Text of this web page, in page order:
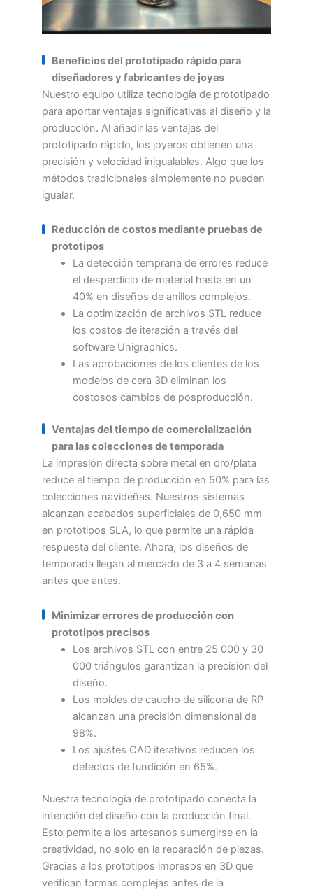
Beneficios del prototipado rápido para
diseñadores y fabricantes de joyas
Nuestro equipo utiliza tecnología de prototipado
para aportar ventajas significativas al diseño y la
producción. Al añadir las ventajas del
prototipado rápido, los joyeros obtienen una
precisión y velocidad inigualables. Algo que los
métodos tradicionales simplemente no pueden
igualar.
Reducción de costos mediante pruebas de
prototipos
La detección temprana de errores reduce
el desperdicio de material hasta en un
40% en diseños de anillos complejos.
La optimización de archivos STL reduce
los costos de iteración a través del
software Unigraphics.
Las aprobaciones de los clientes de los
modelos de cera 3D eliminan los
costosos cambios de posproducción.
Ventajas del tiempo de comercialización
para las colecciones de temporada
La impresión directa sobre metal en oro/plata
reduce el tiempo de producción en 50% para las
colecciones navideñas. Nuestros sistemas
alcanzan acabados superficiales de 0,650 mm
en prototipos SLA, lo que permite una rápida
respuesta del cliente. Ahora, los diseños de
temporada llegan al mercado de 3 a 4 semanas
antes que antes.
Minimizar errores de producción con
prototipos precisos
Los archivos STL con entre 25 000 y 30
000 triángulos garantizan la precisión del
diseño.
Los moldes de caucho de silicona de RP
alcanzan una precisión dimensional de
98%.
Los ajustes CAD iterativos reducen los
defectos de fundición en 65%.
Nuestra tecnología de prototipado conecta la
intención del diseño con la producción final.
Esto permite a los artesanos sumergirse en la
creatividad, no solo en la reparación de piezas.
Gracias a los prototipos impresos en 3D que
verifican formas complejas antes de la